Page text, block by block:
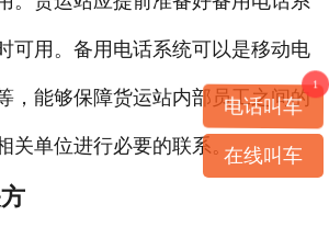
可用。备用电话系统可以是移动电
，能够保障货运站内部员工之间的
关单位进行必要的联系。
电话叫车
1
在线叫车